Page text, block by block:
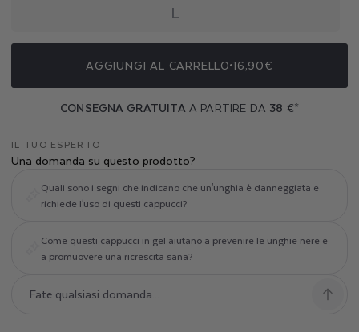
A
F
N
G
L
AGGIUNGI AL CARRELLO16,90€
CONSEGNA GRATUITAA PARTIRE DA 38 €*
IL TUO ESPERTO
Una domanda su questo prodotto?
Quali sono i segni che indicano che un'unghia è danneggiata e
richiede l'uso di questi cappucci?
Come questi cappucci in gel aiutano a prevenire le unghie nere e
a promuovere una ricrescita sana?